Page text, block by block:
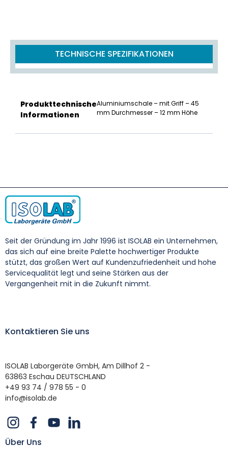
TECHNISCHE SPEZIFIKATIONEN
Produkttechnische
Informationen
Aluminiumschale – mit Griff – 45
mm Durchmesser – 12 mm Höhe
Seit der Gründung im Jahr 1996 ist ISOLAB ein Unternehmen,
das sich auf eine breite Palette hochwertiger Produkte
stützt, das großen Wert auf Kundenzufriedenheit und hohe
Servicequalität legt und seine Stärken aus der
Vergangenheit mit in die Zukunft nimmt.
Kontaktieren Sie uns
ISOLAB Laborgeräte GmbH, Am Dillhof 2 -
63863 Eschau DEUTSCHLAND
+49 93 74 / 978 55 - 0
info@isolab.de
Über Uns